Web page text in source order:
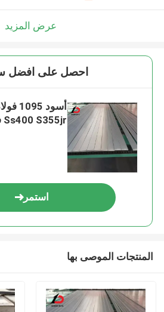
عرض المزيد
احصل على افضل
Ss400 S355jr فولاذ خفيف
استمر
المنتجات الموصى بها